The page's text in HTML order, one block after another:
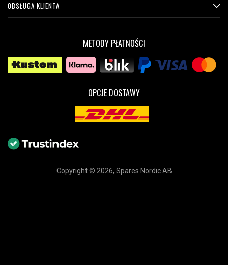
OBSŁUGA KLIENTA
METODY PŁATNOŚCI
OPCJE DOSTAWY
Copyright © 2026, Spares Nordic AB